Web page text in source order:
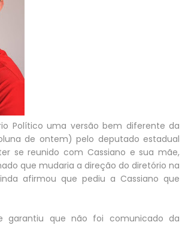
Político uma versão bem diferente da
de ontem) pelo deputado estadual
se reunido com Cassiano e sua mãe,
que mudaria a direção do diretório na
afirmou que pediu a Cassiano que
garantiu que não foi comunicado da